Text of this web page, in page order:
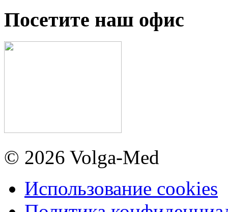
Посетите наш офис
© 2026 Volga-Med
Использование cookies